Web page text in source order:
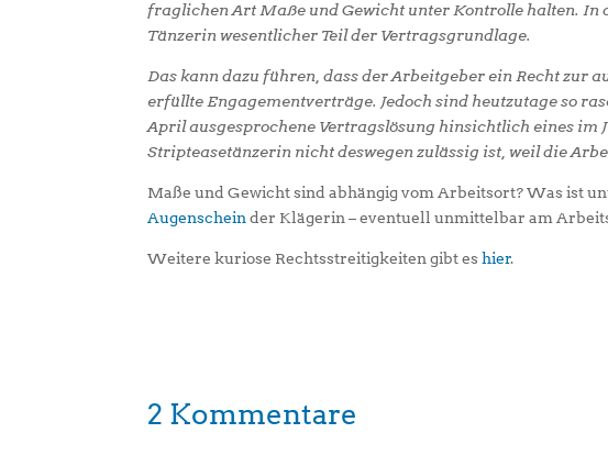
fraglichen Art Maße und Gewicht unter Kontrolle halten. In
Tänzerin wesentlicher Teil der Vertragsgrundlage.
Das kann dazu führen, dass der Arbeitgeber ein Recht
erfüllte Engagementverträge. Jedoch sind heutzutage so
April ausgesprochene Vertragslösung hinsichtlich eines
Stripteasetänzerin nicht deswegen zulässig ist, weil die
Maße und Gewicht sind abhängig vom Arbeitsort? Was ist
Augenschein der Klägerin – eventuell unmittelbar am
Weitere kuriose Rechtsstreitigkeiten gibt eshier.
2 Kommentare